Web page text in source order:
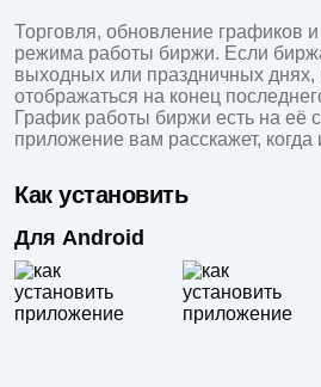
Торговля, обновление графиков и
режима работы биржи. Если
выходных или праздничных
отображаться на конец
График работы биржи есть на её
приложение вам расскажет, когда
Как установить
Для Android